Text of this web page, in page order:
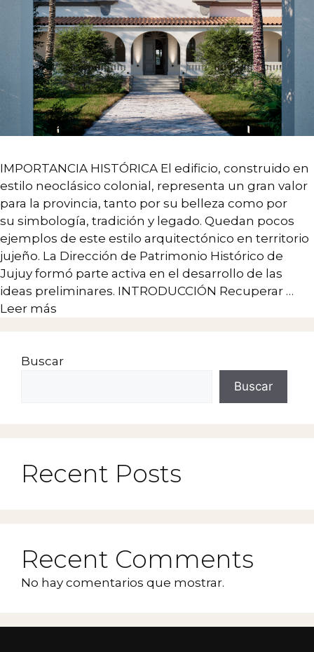
Arquitectura
Interiorismo
Branding
Desarrollo Estratégico
Diseño de sistemas complejos
CONTACTO
IMPORTANCIA HISTÓRICA El edificio, construido en
estilo neoclásico colonial, representa un gran valor
para la provincia, tanto por su belleza como por
su simbología, tradición y legado. Quedan pocos
ejemplos de este estilo arquitectónico en territorio
jujeño. La Dirección de Patrimonio Histórico de
Jujuy formó parte activa en el desarrollo de las
ideas preliminares. INTRODUCCIÓN Recuperar …
Leer más
Buscar
Buscar
Recent Posts
Recent Comments
No hay comentarios que mostrar.